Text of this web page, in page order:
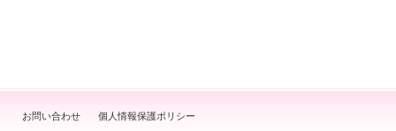
お問い合わせ 個人情報保護ポリシー